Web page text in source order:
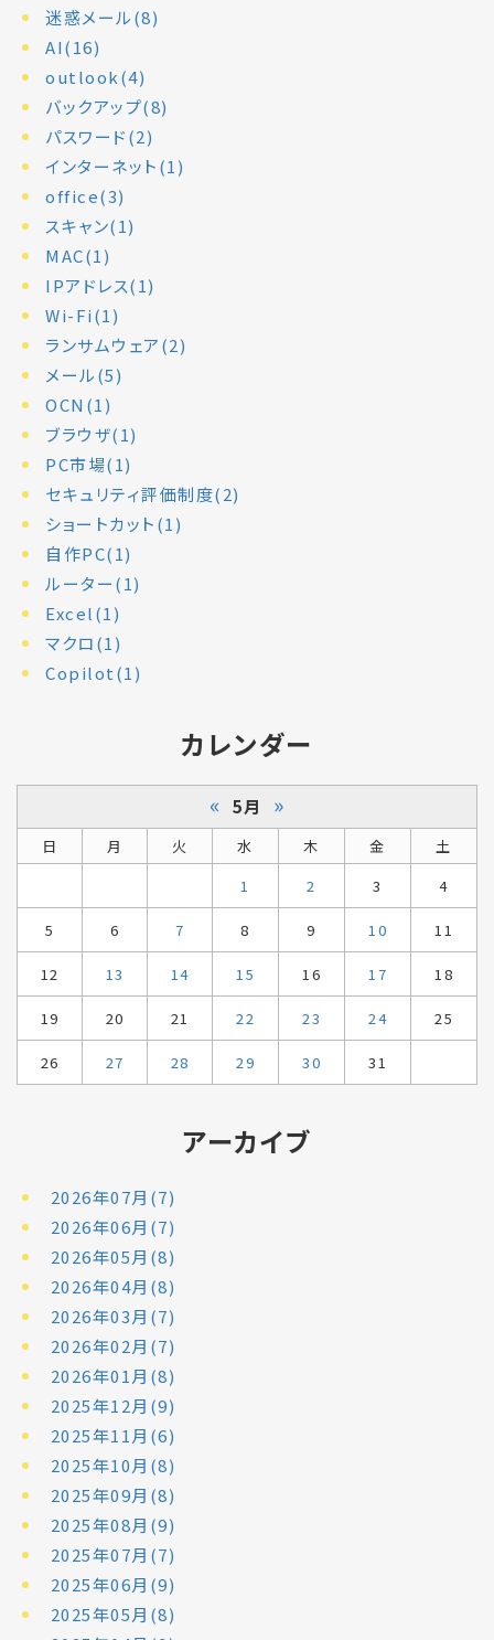
迷惑メール(8)
AI(16)
outlook(4)
バックアップ(8)
パスワード(2)
インターネット(1)
office(3)
スキャン(1)
MAC(1)
IPアドレス(1)
Wi-Fi(1)
ランサムウェア(2)
メール(5)
OCN(1)
ブラウザ(1)
PC市場(1)
セキュリティ評価制度(2)
ショートカット(1)
自作PC(1)
ルーター(1)
Excel(1)
マクロ(1)
Copilot(1)
カレンダー
« 5月 »
日 月 火 水 木 金
土
1
2 3 4
5 6 7 8 9 10 11
12 13 14 15 16 17 18
19 20 21 22 23 24 25
26 27 28 29 30 31
アーカイブ
2026年07月(7)
2026年06月(7)
2026年05月(8)
2026年04月(8)
2026年03月(7)
2026年02月(7)
2026年01月(8)
2025年12月(9)
2025年11月(6)
2025年10月(8)
2025年09月(8)
2025年08月(9)
2025年07月(7)
2025年06月(9)
2025年05月(8)